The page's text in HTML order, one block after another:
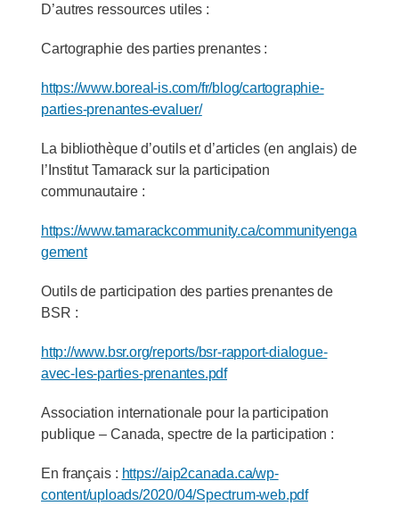
D’autres ressources utiles :
Cartographie des parties prenantes :
https://www.boreal-is.com/fr/blog/cartographie-
parties-prenantes-evaluer/
La bibliothèque d’outils et d’articles (en anglais) de
l’Institut Tamarack sur la participation
communautaire :
https://www.tamarackcommunity.ca/communityenga
gement
Outils de participation des parties prenantes de
BSR :
http://www.bsr.org/reports/bsr-rapport-dialogue-
avec-les-parties-prenantes.pdf
Association internationale pour la participation
publique – Canada, spectre de la participation :
En français : https://aip2canada.ca/wp-
content/uploads/2020/04/Spectrum-web.pdf